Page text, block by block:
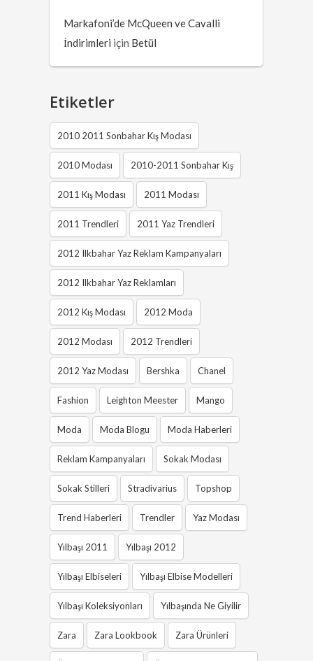
Markafoni’de McQueen ve Cavalli
İndirimleri için Betül
Etiketler
2010 2011 Sonbahar Kış Modası
2010 Modası 2010-2011 Sonbahar Kış
2011 Kış Modası 2011 Modası
2011 Trendleri 2011 Yaz Trendleri
2012 Ilkbahar Yaz Reklam Kampanyaları
2012 Ilkbahar Yaz Reklamları
2012 Kış Modası 2012 Moda
2012 Modası 2012 Trendleri
2012 Yaz Modası Bershka Chanel
Fashion Leighton Meester Mango
Moda Moda Blogu Moda Haberleri
Reklam Kampanyaları Sokak Modası
Sokak Stilleri Stradivarius Topshop
Trend Haberleri Trendler Yaz Modası
Yılbaşı 2011 Yılbaşı 2012
Yılbaşı Elbiseleri Yılbaşı Elbise Modelleri
Yılbaşı Koleksiyonları Yılbaşında Ne Giyilir
Zara Zara Lookbook Zara Ürünleri